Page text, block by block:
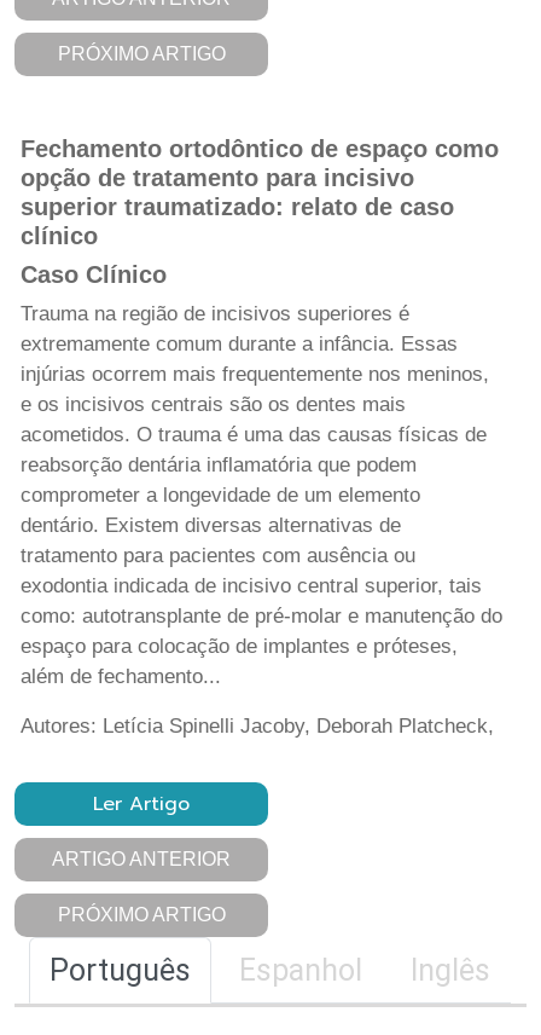
PRÓXIMO ARTIGO
Fechamento ortodôntico de espaço como
opção de tratamento para incisivo
superior traumatizado: relato de caso
clínico
Caso Clínico
Trauma na região de incisivos superiores é
extremamente comum durante a infância. Essas
injúrias ocorrem mais frequentemente nos meninos,
e os incisivos centrais são os dentes mais
acometidos. O trauma é uma das causas físicas de
reabsorção dentária inflamatória que podem
comprometer a longevidade de um elemento
dentário. Existem diversas alternativas de
tratamento para pacientes com ausência ou
exodontia indicada de incisivo central superior, tais
como: autotransplante de pré-molar e manutenção do
espaço para colocação de implantes e próteses,
além de fechamento...
Autores: Letícia Spinelli Jacoby, Deborah Platcheck,
Ler Artigo
ARTIGO ANTERIOR
PRÓXIMO ARTIGO
Português Espanhol Inglês